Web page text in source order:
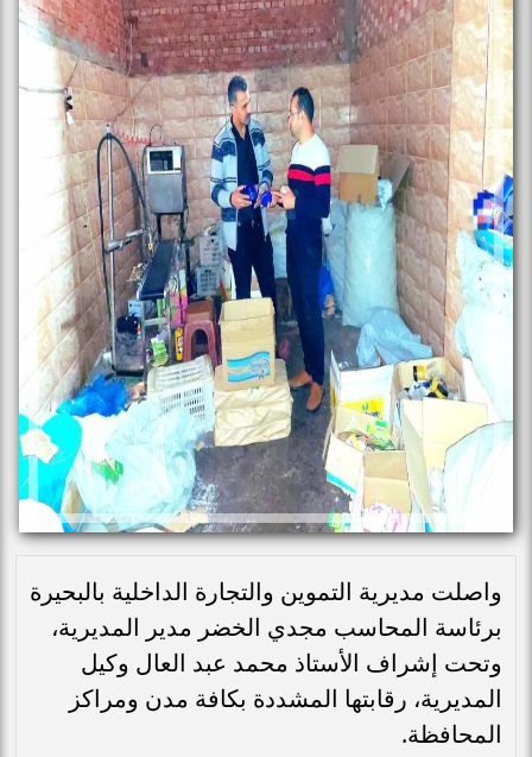
واصلت مديرية التموين والتجارة الداخلية بالبحيرة
برئاسة المحاسب مجدي الخضر مدير المديرية،
وتحت إشراف الأستاذ محمد عبد العال وكيل
المديرية، رقابتها المشددة بكافة مدن ومراكز
المحافظة.